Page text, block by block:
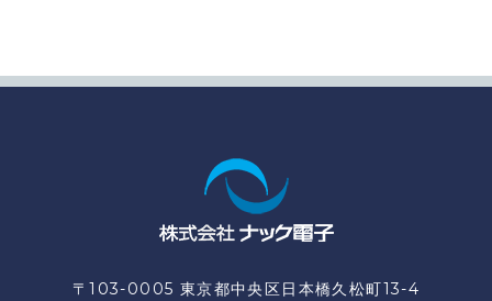
〒103-0005 東京都中央区日本橋久松町13-4